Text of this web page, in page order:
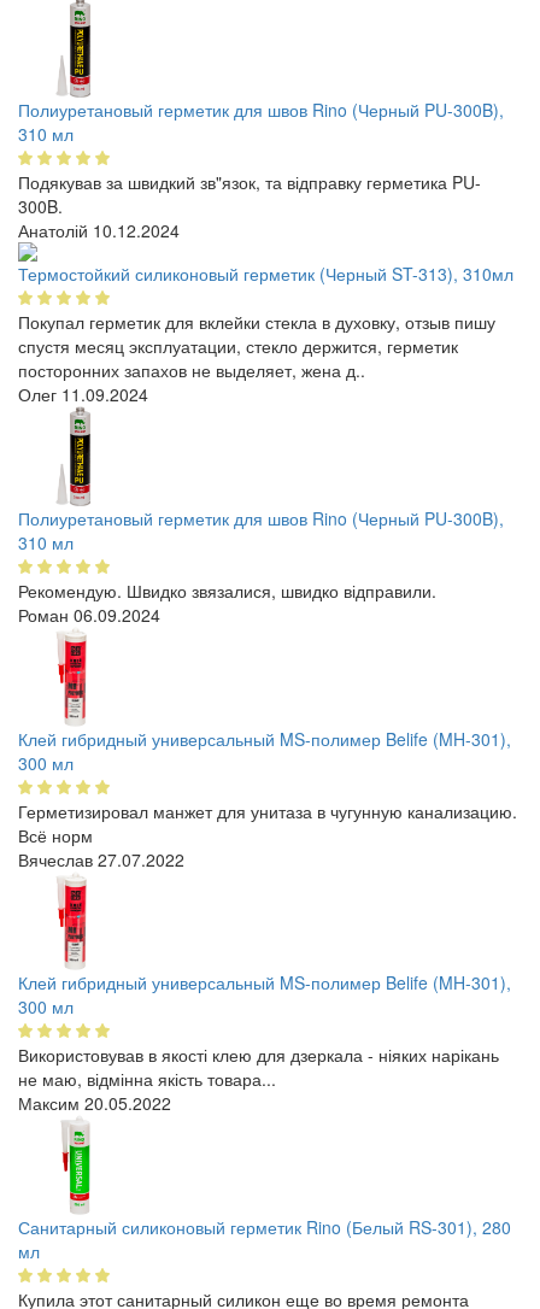
Полиуретановый герметик для швов Rino (Черный PU-300B),
310 мл
Подякував за швидкий зв"язок, та відправку герметика PU-
300B.
Анатолій 10.12.2024
Термостойкий силиконовый герметик (Черный ST-313), 310мл
Покупал герметик для вклейки стекла в духовку, отзыв пишу
спустя месяц эксплуатации, стекло держится, герметик
посторонних запахов не выделяет, жена д..
Олег 11.09.2024
Полиуретановый герметик для швов Rino (Черный PU-300B),
310 мл
Рекомендую. Швидко звязалися, швидко відправили.
Роман 06.09.2024
Клей гибридный универсальный MS-полимер Belife (MH-301),
300 мл
Герметизировал манжет для унитаза в чугунную канализацию.
Всё норм
Вячеслав 27.07.2022
Клей гибридный универсальный MS-полимер Belife (MH-301),
300 мл
Використовував в якості клею для дзеркала - ніяких нарікань
не маю, відмінна якість товара...
Максим 20.05.2022
Санитарный силиконовый герметик Rino (Белый RS-301), 280
мл
Купила этот санитарный силикон еще во время ремонта